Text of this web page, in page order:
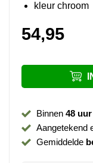
kleur chroom
54,95
Binnen 48
Aangetekend
Gemiddelde